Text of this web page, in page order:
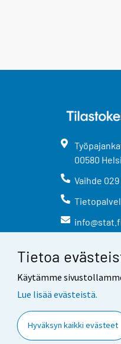
Tietoa
Käytämme
Lue lisää evästeistä.
Hyväksyn kaikki evästeet
00580
Vaihde 029